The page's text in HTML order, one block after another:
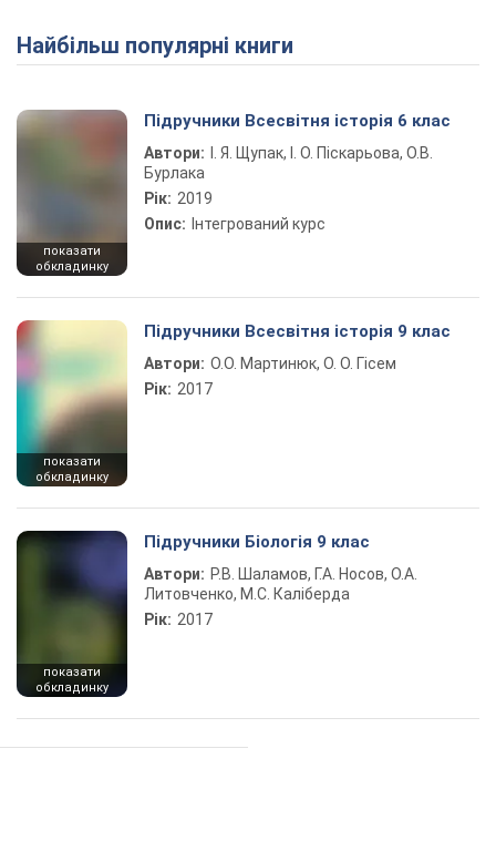
Найбільш популярні книги
показати
обкладинку
Підручники Всесвітня історія 6 клас
Автори:
І. Я. Щупак, І. О. Піскарьова, О.В.
Бурлака
Рік: 2019
Опис: Інтегрований курс
показати
обкладинку
Підручники Всесвітня історія 9 клас
Автори: О.О. Мартинюк, О. О. Гісем
Рік: 2017
показати
обкладинку
Підручники Біологія 9 клас
Автори: Р.В. Шаламов, Г.А. Носов, О.А.
Литовченко, М.С. Каліберда
Рік: 2017